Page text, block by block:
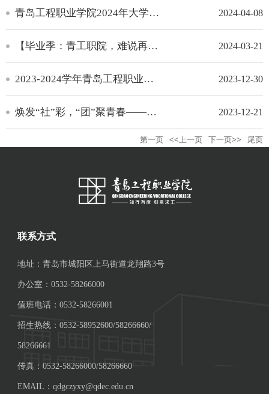
青岛工程职业学院2024年大学生辩论赛圆满落幕 2024-04-08
【毕业季：青工职院，难说再见】高雅艺术进校园节目预告！ 2024-03-21
2023-2024学年青岛工程职业学院 “活力社团”焊接兴趣社团风采展示 | 2023-12-30
焕发“社”彩，“团”聚青春——青岛工程职业学院第二期社团巡礼月系列活动圆满落幕 2023-12-21
第一页 <<上一页 下一页>> 尾页
联系方式
地址：青岛市城阳区上马街道龙翔路3号
办公室：0532-58266000
值班电话：0532-58266001
招生热线：0532-58952600/58266660/
58266661
传真：0532-58266000/58266660
EMAIL：qdgczyxy@qdec.edu.cn